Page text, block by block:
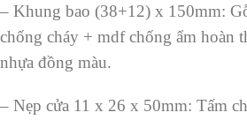
– Khung bao (38+12) x 150mm:
chống cháy + mdf chống ẩm hoàn
nhựa đồng màu.
– Nẹp cửa 11 x 26 x 50mm: Tấm